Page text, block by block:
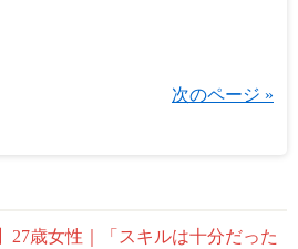
次のページ »
27歳女性｜「スキルは十分だった